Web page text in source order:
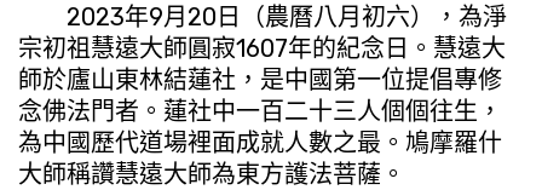
2023年9月20日（農曆八月初六），為淨
宗初祖慧遠大師圓寂1607年的紀念日。慧遠大
師於廬山東林結蓮社，是中國第一位提倡專修
念佛法門者。蓮社中一百二十三人個個往生，
為中國歷代道場裡面成就人數之最。鳩摩羅什
大師稱讚慧遠大師為東方護法菩薩。